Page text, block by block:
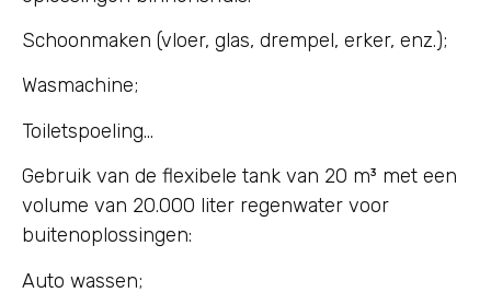
Schoonmaken (vloer, glas, drempel, erker, enz.);
Wasmachine;
Toiletspoeling…
Gebruik van de flexibele tank van 20 m³ met een
volume van 20.000 liter regenwater voor
buitenoplossingen:
Auto wassen;